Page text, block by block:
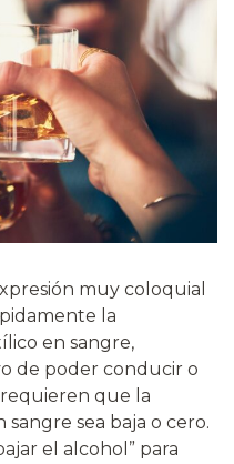
muy coloquial
la
en sangre,
de poder conducir o
que la
sea baja o cero.
el alcohol” para